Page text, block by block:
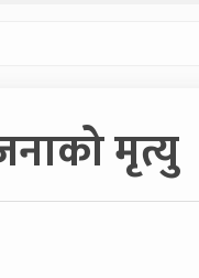
मृत्यु